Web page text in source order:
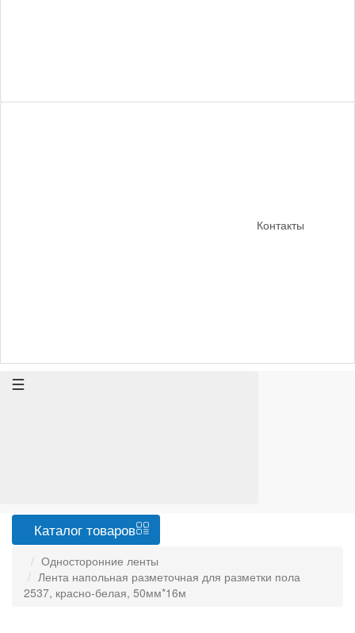
Контакты
Каталог товаров
Односторонние ленты
Лента напольная разметочная для разметки пола
2537, красно-белая, 50мм*16м